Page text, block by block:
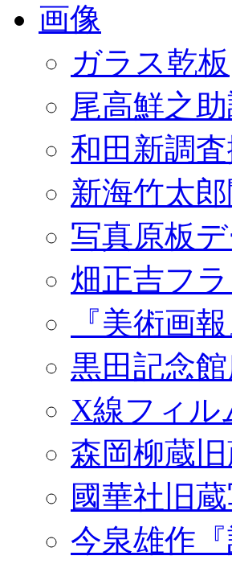
画像
ガラス乾板
尾高鮮之
和田新調
新海竹太
写真原板
畑正吉フ
『美術画
黒田記念
X線フィル
森岡柳蔵
國華社旧
今泉雄作『